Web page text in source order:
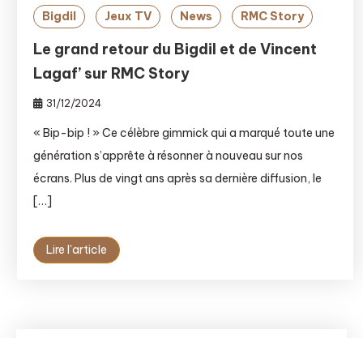
Bigdil Jeux TV News RMC Story
Le grand retour du Bigdil et de Vincent
Lagaf’ sur RMC Story
31/12/2024
« Bip-bip ! » Ce célèbre gimmick qui a marqué toute une
génération s’apprête à résonner à nouveau sur nos
écrans. Plus de vingt ans après sa dernière diffusion, le
[…]
Lire l'article